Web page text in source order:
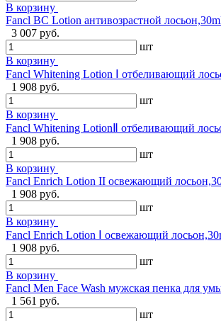
В корзину
Fancl BC Lotion антивозрастной
3 007 руб.
шт
В корзину
Fancl Whitening Lotion Ⅰ отбеливающий
1 908 руб.
шт
В корзину
Fancl Whitening LotionⅡ отбеливающий
1 908 руб.
шт
В корзину
Fancl Enrich Lotion II освежающий
1 908 руб.
шт
В корзину
Fancl Enrich Lotion Ⅰ освежающий
1 908 руб.
шт
В корзину
Fancl Men Face Wash мужская пенка для
1 561 руб.
шт